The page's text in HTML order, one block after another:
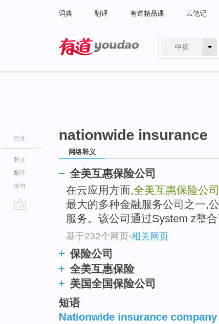
词典 翻译 有道精品课 云笔记
中英
目录
释义
翻译
例句
nationwide insurance
网络释义
全美互惠保险公司
在云应用方面,全美互惠保险公司
最大的多种金融服务公司之一,
服务。该公司通过System z整
基于232个网页-相关网页
保险公司
全美互惠保险
美国全国保险公司
短语
Nationwide insurance company